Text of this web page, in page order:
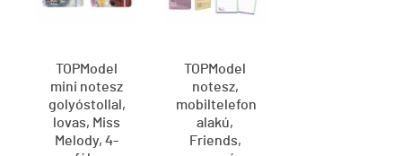
TOPModel
mini notesz
golyóstollal,
lovas, Miss
Melody, 4-
TOPModel
notesz,
mobiltelefon
alakú,
Friends,